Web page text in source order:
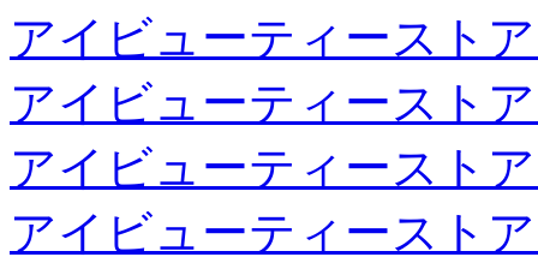
アイビューティースト
アイビューティースト
アイビューティースト
アイビューティースト